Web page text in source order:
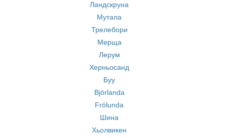
Ландскруна
Мутала
Трелебори
Мерща
Лерум
Херньосанд
Буу
Björlanda
Frölunda
Шина
Хьолвикен